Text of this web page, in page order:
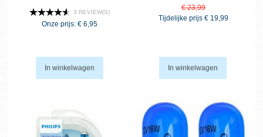
3 REVIEW(S)
Onze prijs: € 6,95
In winkelwagen
€ 23,99
Tijdelijke prijs € 19,99
In winkelwagen